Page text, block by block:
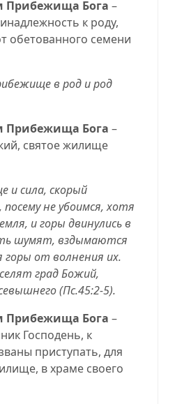
Прибежища Бога –
к роду,
обетованного семени
в род и род
Прибежища Бога –
святое жилище
и сила, скорый
не убоимся, хотя
и горы двинулись в
шумят, вздымаются
горы от волнения их.
град Божий,
(Пс.45:2-5).
Прибежища Бога –
Господень, к
приступать, для
в храме своего